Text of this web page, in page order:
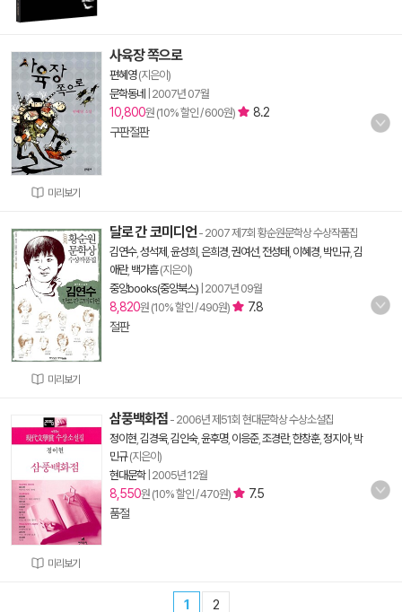
미리보기
사육장 쪽으로
편혜영(지은이)
문학동네
2007년 07월
10,800원 (10% 할인 / 600원)
8.2
구판절판
미리보기
달로 간 코미디언- 2007 제7회 황순원문학상 수상작품집
김연수, 성석제 윤성희 은희경 권여선, 전성태 이혜경 박민규, 김
애란, 백가흠(지은이)
중앙books(중앙북스) 2007년 09월
8,820원 (10% 할인 / 490원)
7.8
절판
미리보기
삼풍백화점 - 2006년 제51회 현대문학상 수상소설집
정이현 김경욱, 김인숙, 윤후명, 이응준, 조경란,한창훈, 정지아, 박
민규(지은이)
현대문학| 2005년 12월
8,550원 (10% 할인 / 470원)
7.5
품절
1 2